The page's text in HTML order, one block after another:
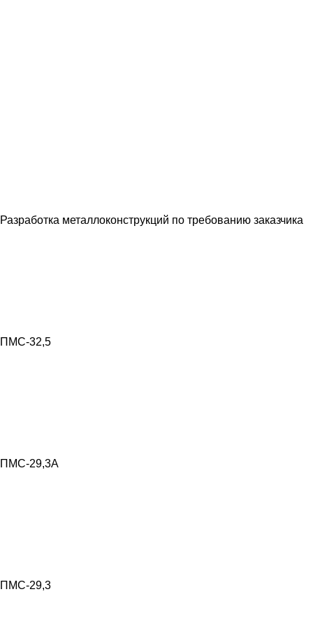
Разработка металлоконструкций по требованию заказчика
ПМС-32,5
ПМС-29,3А
ПМС-29,3